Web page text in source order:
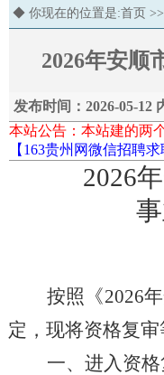
◆ 你现在的位置是:首页 >>
2026年安顺
发布时间：2026-05-12
本站公告：本站建的两
【163贵州网微信招聘
2026年
按照《2026
定，现将资格复审
一、进入资